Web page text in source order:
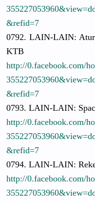
3552270539
&refid=7
0792. LAIN-LAIN:
KTB
http://0.facebook.com/
3552270539
&refid=7
0793. LAIN-LAIN:
http://0.facebook.com/
3552270539
&refid=7
0794. LAIN-LAIN:
http://0.facebook.com/
3552270539